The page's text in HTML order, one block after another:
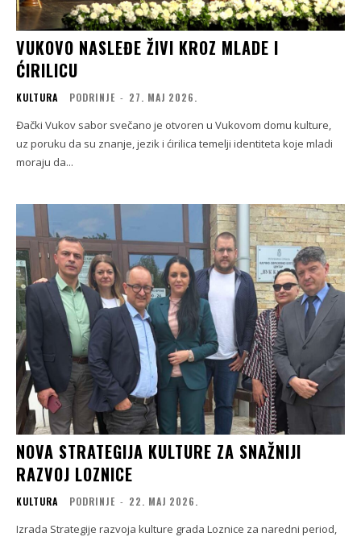
VUKOVO NASLEĐE ŽIVI KROZ MLADE I
ĆIRILICU
KULTURA PODRINJE - 27. МАЈ 2026.
Đački Vukov sabor svečano je otvoren u Vukovom domu kulture,
uz poruku da su znanje, jezik i ćirilica temelji identiteta koje mladi
moraju da...
NOVA STRATEGIJA KULTURE ZA SNAŽNIJI
RAZVOJ LOZNICE
KULTURA PODRINJE - 22. МАЈ 2026.
Izrada Strategije razvoja kulture grada Loznice za naredni period,